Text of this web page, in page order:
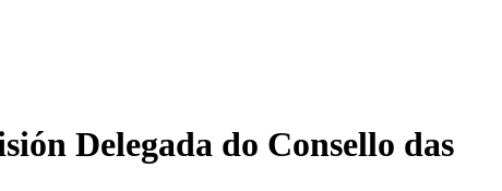
Delegada do Consello das